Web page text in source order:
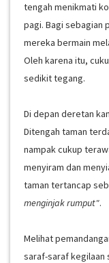
tengah menikmati
pagi. Bagi sebagian
mereka bermain
Oleh karena itu,
sedikit tegang.
Di depan deretan
Ditengah taman
nampak cukup
menyiram dan
taman tertancap
menginjak rumput".
Melihat
saraf-saraf kegilaan